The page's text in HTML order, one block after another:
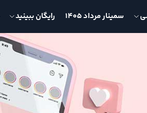
سمینار مرداد 1405 رایگان ببینید